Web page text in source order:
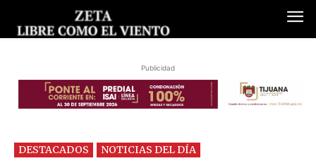
Publicidad
DESTACADOS NOTICIAS DEL DÍA